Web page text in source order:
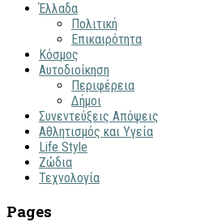
Έλλαδα
Πολιτική
Επικαιρότητα
Κόσμος
Αυτοδιοίκηση
Περιφέρεια
Δήμοι
Συνεντεύξεις Απόψεις
Αθλητισμός και Υγεία
Life Style
Ζώδια
Τεχνολογία
Pages